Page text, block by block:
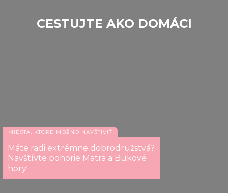
CESTUJTE AKO DOMÁCI
MIESTA, KTORÉ MOŽNO NAVŠTÍVIŤ
Máte radi extrémne dobrodružstvá?
Navštívte pohorie Matra a Bukové
hory!